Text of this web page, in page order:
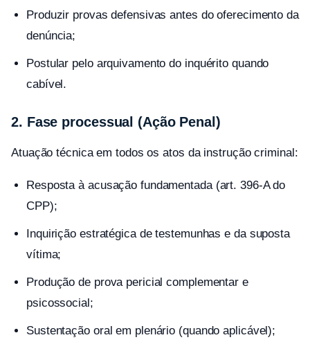
Produzir provas defensivas antes do oferecimento da
denúncia;
Postular pelo arquivamento do inquérito quando
cabível.
2. Fase processual (Ação Penal)
Atuação técnica em todos os atos da instrução criminal:
Resposta à acusação fundamentada (art. 396-A do
CPP);
Inquirição estratégica de testemunhas e da suposta
vítima;
Produção de prova pericial complementar e
psicossocial;
Sustentação oral em plenário (quando aplicável);